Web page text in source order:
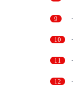
9
10
11
12